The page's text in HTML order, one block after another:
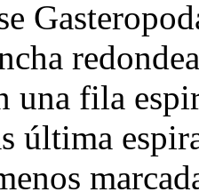
una fila
última